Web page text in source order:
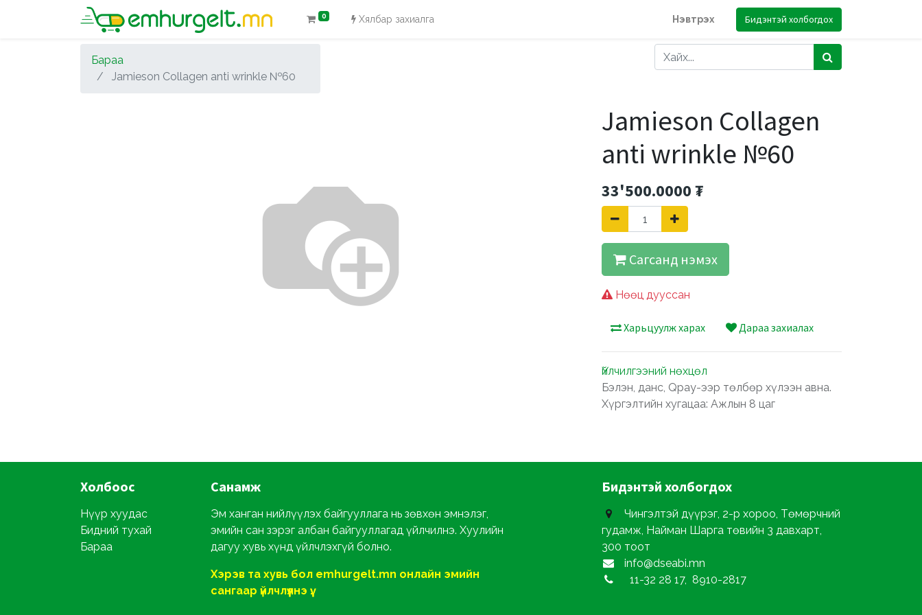
0 Хялбар захиалга Нэвтрэх Бидэнтэй холбогдох
Бараа
Jamieson Collagen anti wrinkle №60
Jamieson Collagen
anti wrinkle №60
33'500.0000₮
Сагсанд нэмэх
Нөөц дууссан
Харьцуулж харах Дараа захиалах
Үйлчилгээний нөхцөл
Бэлэн, данс, Qpay-ээр төлбөр хүлээн авна.
Хүргэлтийн хугацаа: Ажлын 8 цаг
Холбоос
Нүүр хуудас
Бидний тухай
Бараа
Санамж
Эм ханган нийлүүлэх байгууллага нь зөвхөн эмнэлэг,
эмийн сан зэрэг албан байгууллагад үйлчилнэ. Хуулийн
дагуу хувь хүнд үйлчлэхгүй болно.
Хэрэв та хувь бол emhurgelt.mn онлайн эмийн
сангаар үйлчлүүлнэ үү.
Бидэнтэй холбогдох
Чингэлтэй дүүрэг, 2-р хороо, Төмөрчний
гудамж, Найман Шарга төвийн 3 давхарт,
300 тоот
info@dseabi.mn
11-32 28 17, 8910-2817